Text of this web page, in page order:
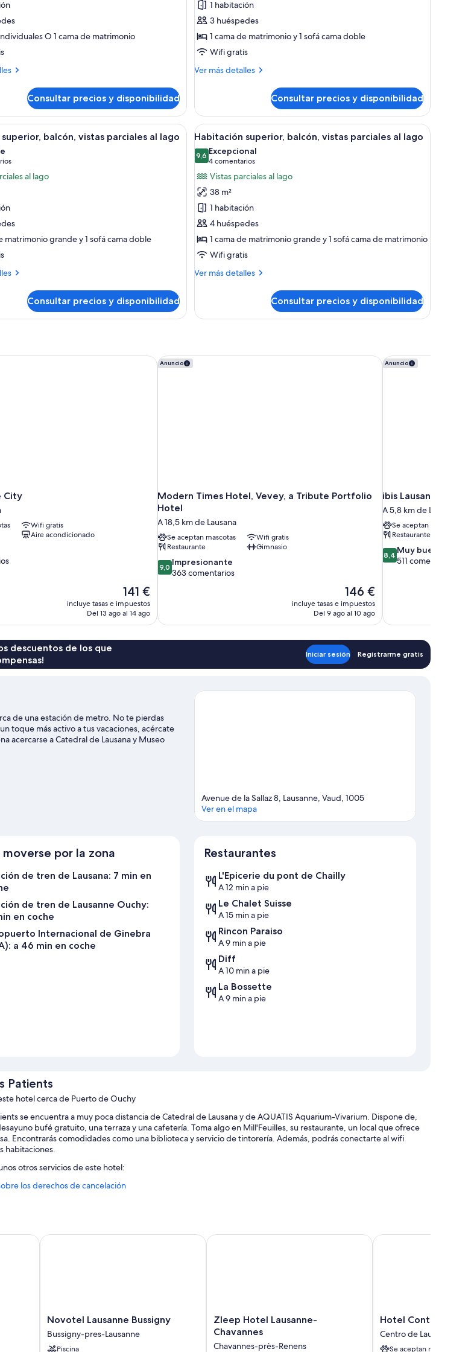
O 1 cama de matrimonio
Consultar precios y disponibilidad
Habitación
familiar
1 habitación
3 huéspedes
1 cama de matrimonio y 1 sofá cama doble
Wifi gratis
Ver más detalles
Más
familiar
Consultar precios y disponibilidad
escritorio y un ventanal con vistas a la ciudad.
Habitación de hotel moderna con una cama grande, un escritorio, una silla y una mesita.
balcón, vistas parciales al lago
al lago
matrimonio grande y 1 sofá cama doble
Consultar precios y disponibilidad
Abrir
todas
las
fotos
de
Habitación
superior,
balcón,
vistas
parciales
al
Habitación de hotel moderna con una cama
5
Habitación superior, balcón, vistas parciales al lago
9,69,6 de 10
Excepcional
4 comentarios
(4 comentarios)
Vistas parciales al lago
38 m²
1 habitación
4 huéspedes
1 cama de matrimonio grande y 1 sofá cama de matrimonio
Wifi gratis
Ver más detalles
Más
superior,
al
Consultar precios y disponibilidad
City
Wifi gratis
Aire acondicionado
El
precio
actual
141 €
141 €
incluye tasas e impuestos
Del 13 ago al 14 ago
Anuncio
Modern Times Hotel, Vevey, a Tribute Portfolio
Hotel
A 18,5 km de Lausana
Se aceptan mascotas
Wifi gratis
Restaurante
Gimnasio
9.0
sobre
9,0 Impresionante
363 comentarios
El
precio
actual
146 €
146 €
incluye tasas e impuestos
Del 9 ago al 10 ago
Modern Times Hotel, Vevey, a Tribute Portfolio HotelAnuncio
ibis Lausanne
A 5,8 km de Lausana
Se aceptan mascotas
Restaurante
8.4
sobre
8,4Muy bueno
511 comentarios
ibis Lausanne Crissier
descuentos de los que
Iniciar sesión Registrarme gratis
de una estación de metro. No te pierdas
toque más activo a tus vacaciones, acércate
acercarse a Catedral de Lausana y Museo
entre las que se incluye las visitas a
Avenue de la Sallaz 8, Lausanne, Vaud, 1005
Ver en el mapa
moverse por la zona
de tren de Lausana: 7 min en
de tren de Lausanne Ouchy:
en coche
Internacional de Ginebra
a 46 min en coche
Restaurantes
L'Epicerie du pont de Chailly
A 12 min a pie
Le Chalet Suisse
A 15 min a pie
Rincon Paraiso
A 9 min a pie
Diff
A 10 min a pie
La Bossette
A 9 min a pie
Patients
hotel cerca de Puerto de Ouchy
se encuentra a muy poca distancia de Catedral de Lausana y de AQUATIS Aquarium-Vivarium. Dispone de,
bufé gratuito, una terraza y una cafetería. Toma algo en Mill'Feuilles, su restaurante, un local que ofrece
Encontrarás comodidades como una biblioteca y servicio de tintorería. Además, podrás conectarte al wifi
habitaciones.
otros servicios de este hotel:
(de pago), un servicio de recepción las 24 horas y espacios sin humos
de la habitación
de pantalla plana con canales por cable
o roperos, calefacción y servicio de limpieza diario
los derechos de cancelación
Novotel
Lausanne
Bussigny
Novotel Lausanne Bussigny
Bussigny-pres-Lausanne
Piscina
Novotel Lausanne Bussigny
Zleep
Hotel
Zleep Hotel Lausanne-
Chavannes
Chavannes-près-Renens
Zleep Hotel Lausanne-Chavannes
Hotel
Continental
Centro
Hotel Continental
Centro de Lausana
Se aceptan mascotas
Hotel Continental